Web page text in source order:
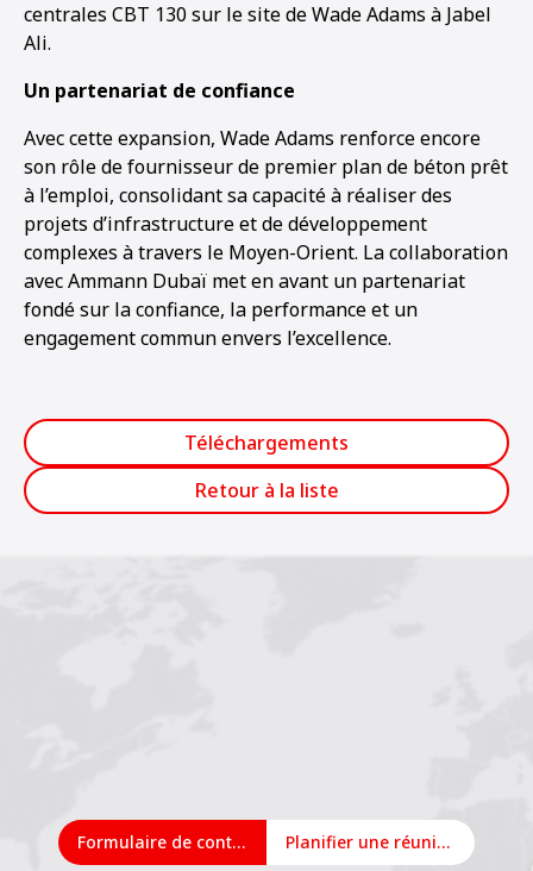
centrales CBT 130 sur le site de Wade Adams à Jabel
Ali.
Un partenariat de confiance
Avec cette expansion, Wade Adams renforce encore
son rôle de fournisseur de premier plan de béton prêt
à l’emploi, consolidant sa capacité à réaliser des
projets d’infrastructure et de développement
complexes à travers le Moyen-Orient. La collaboration
avec Ammann Dubaï met en avant un partenariat
fondé sur la confiance, la performance et un
engagement commun envers l’excellence.
Téléchargements
Retour à la liste
Formulaire de contact Planifier une réunion en ligne